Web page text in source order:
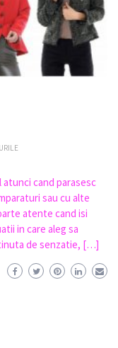
atunci cand parasesc
sau cu alte
atente cand isi
in care aleg sa
de senzatie, […]